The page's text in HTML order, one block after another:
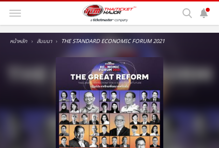
หน้าหลัก สัมมนา THE STANDARD ECONOMIC FORUM 2021